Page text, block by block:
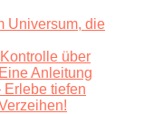
Universum, die
über
Anleitung
Erlebe tiefen